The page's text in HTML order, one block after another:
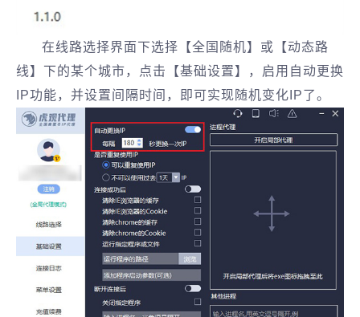
在线路选择界面下选择【全国随机】或【动态路
线】下的某个城市，点击【基础设置】，启用自动更换
IP功能，并设置间隔时间，即可实现随机变化IP了。